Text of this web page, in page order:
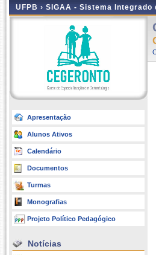
UFPB › SIGAA - Sistema
Apresentação
Alunos Ativos
Calendário
Documentos
Turmas
Monografias
Projeto Político Pedagógico
Notícias